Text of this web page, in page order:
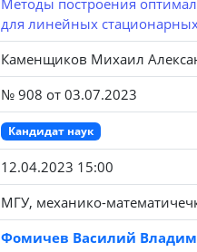
Методы построения
для линейных
Каменщиков Михаил
№ 908 от 03.07.2023
Кандидат наук
12.04.2023 15:00
МГУ, механико-
Фомичев Василий